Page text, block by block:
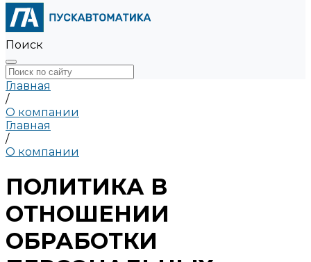
Поиск
Главная
/
О компании
Главная
/
О компании
ПОЛИТИКА В
ОТНОШЕНИИ
ОБРАБОТКИ